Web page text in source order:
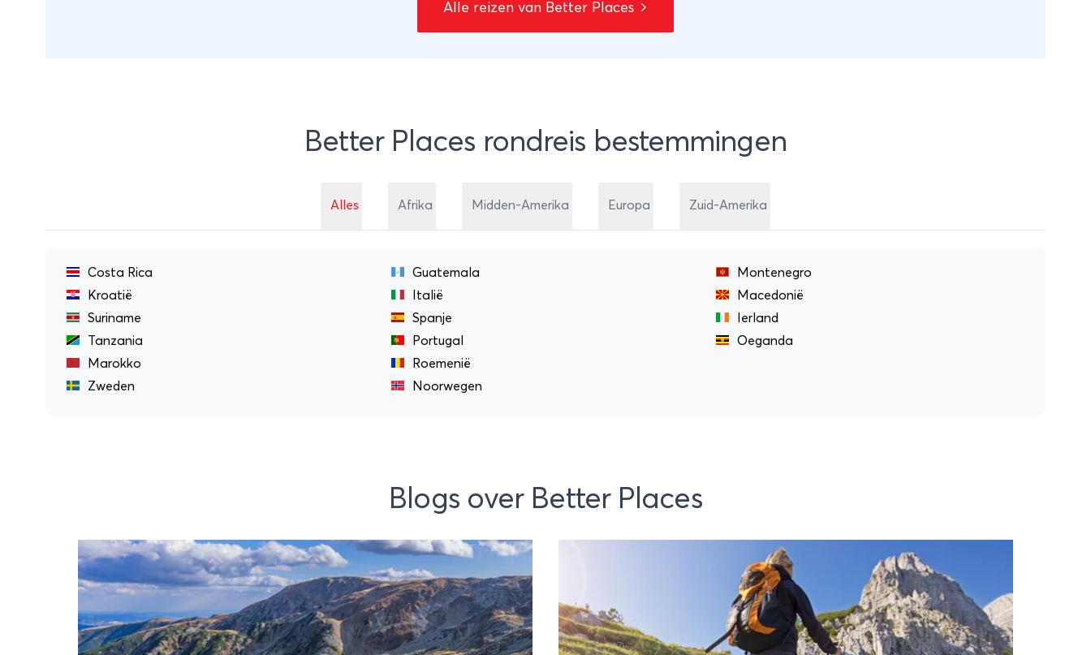
Alle reizen van Better Places
Better Places rondreis bestemmingen
Alles Afrika Midden-Amerika Europa Zuid-Amerika
Costa Rica
Kroatië
Suriname
Tanzania
Marokko
Zweden
Guatemala
Italië
Spanje
Portugal
Roemenië
Noorwegen
Montenegro
Macedonië
Ierland
Oeganda
Blogs over Better Places